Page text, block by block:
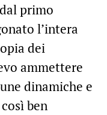
primo
l’intera
dei
ammettere
dinamiche e
ben